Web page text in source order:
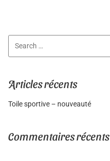
Articles récents
Toile sportive – nouveauté
Commentaires récents